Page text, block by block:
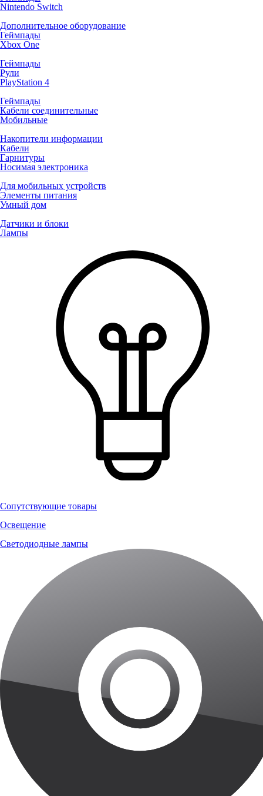
Nintendo Switch
Дополнительное оборудование
Геймпады
Xbox One
Геймпады
Рули
PlayStation 4
Геймпады
Кабели соединительные
Мобильные
Накопители информации
Кабели
Гарнитуры
Носимая электроника
Для мобильных устройств
Элементы питания
Умный дом
Датчики и блоки
Лампы
Сопутствующие товары
Освещение
Светодиодные лампы